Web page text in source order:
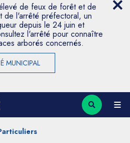
de feux de forêt et de
de l'arrêté préfectoral, un
depuis le 24 juin et
l'arrêté pour connaître
arborés concernés.
MUNICIPAL